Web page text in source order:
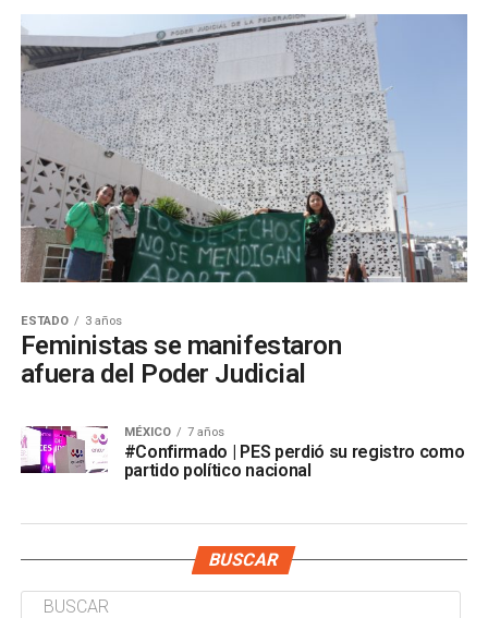
ESTADO 3 años
Feministas se manifestaron
afuera del Poder Judicial
MÉXICO 7 años
#Confirmado | PES perdió su registro como
partido político nacional
BUSCAR